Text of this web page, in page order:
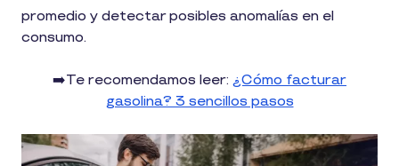
promedio y detectar posibles anomalías en el
consumo.
➡️Te recomendamos leer: ¿Cómo facturar
gasolina? 3 sencillos pasos